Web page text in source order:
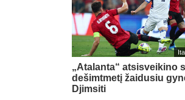
„Atalanta“ atsisveikino
dešimtmetį žaidusiu
Djimsiti